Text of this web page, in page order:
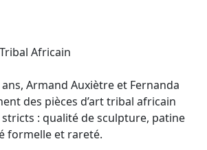
Africain
Armand Auxiètre et Fernanda
des pièces d’art tribal africain
: qualité de sculpture, patine
formelle et rareté.